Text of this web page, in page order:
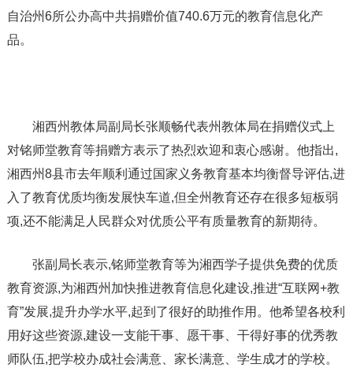
自治州6所公办高中共捐赠价值740.6万元的教育信息化产
品。
湘西州教体局副局长张顺畅代表州教体局在捐赠仪式上
对铭师堂教育等捐赠方表示了热烈欢迎和衷心感谢。他指出,
湘西州8县市去年顺利通过国家义务教育基本均衡督导评估,进
入了教育优质均衡发展快车道,但全州教育还存在很多短板弱
项,还不能满足人民群众对优质公平有质量教育的新期待。
张副局长表示,铭师堂教育等为湘西学子提供免费的优质
教育资源,为湘西州加快推进教育信息化建设,推进“互联网+教
育”发展,提升办学水平,起到了很好的助推作用。他希望各校利
用好这些资源,建设一支能干事、愿干事、干得好事的优秀教
师队伍,把学校办成社会满意、家长满意、学生成才的学校。